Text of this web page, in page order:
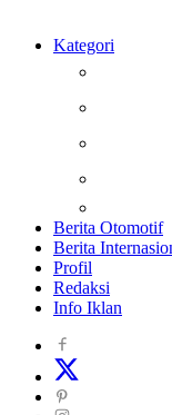
Kategori
Berita Otomotif
Berita
Profil
Redaksi
Info Iklan